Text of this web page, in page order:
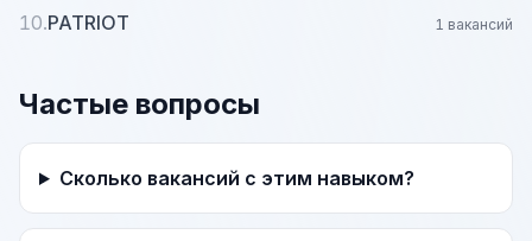
10.PATRIOT 1 вакансий
Частые вопросы
Сколько вакансий с этим навыком?